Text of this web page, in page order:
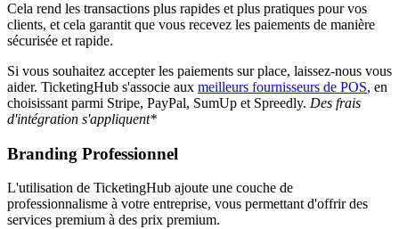
Cela rend les transactions plus rapides et plus pratiques pour vos
clients, et cela garantit que vous recevez les paiements de manière
sécurisée et rapide.
Si vous souhaitez accepter les paiements sur place, laissez-nous vous
aider. TicketingHub s'associe aux meilleurs fournisseurs de POS, en
choisissant parmi Stripe, PayPal, SumUp et Spreedly. Des frais
d'intégration s'appliquent*
Branding Professionnel
L'utilisation de TicketingHub ajoute une couche de
professionnalisme à votre entreprise, vous permettant d'offrir des
services premium à des prix premium.